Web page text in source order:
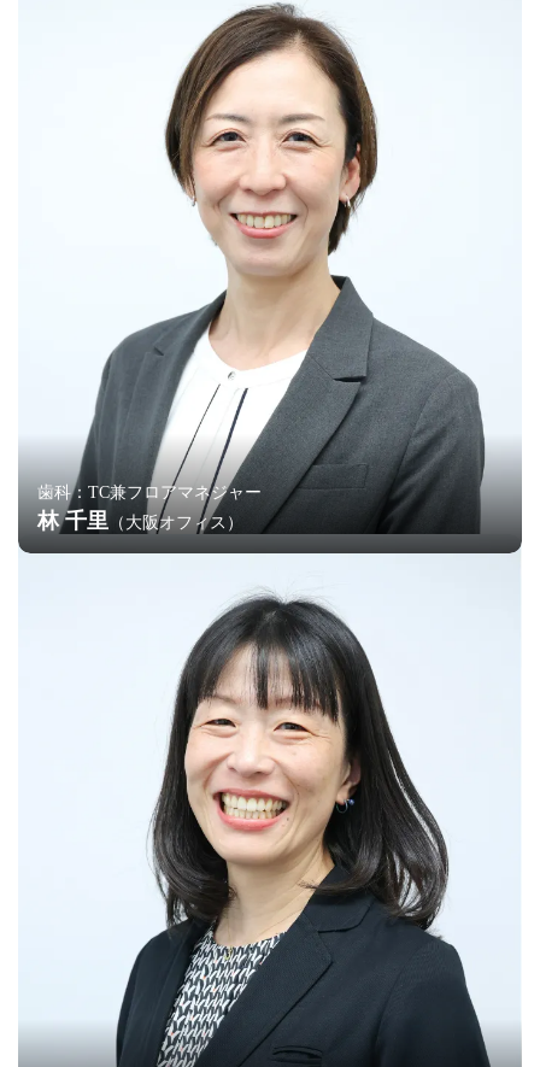
歯科：TC兼フロアマネジャー
林 千里 （大阪オフィス）